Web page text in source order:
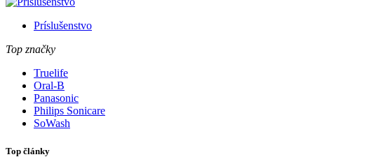
Príslušenstvo
Top značky
Truelife
Oral-B
Panasonic
Philips Sonicare
SoWash
Top články